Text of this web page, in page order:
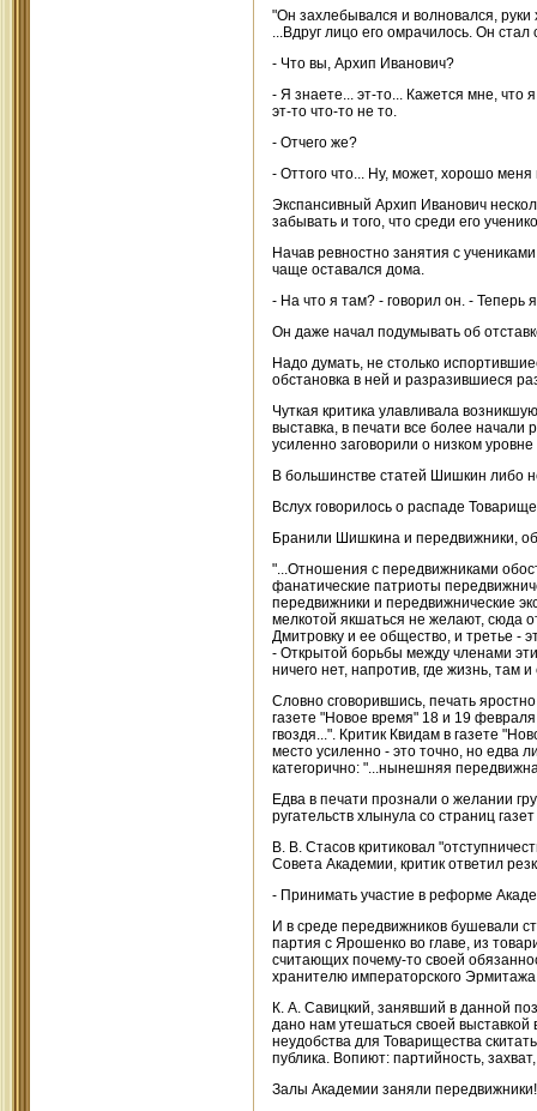
"Он захлебывался и волновался,
...Вдруг лицо его омрачилось. Он
- Что вы, Архип Иванович?
- Я знаете... эт-то... Кажется мне, что
эт-то что-то не то.
- Отчего же?
- Оттого что... Ну, может, хорошо меня
Экспансивный Архип Иванович
забывать и того, что среди его
Начав ревностно занятия с
чаще оставался дома.
- На что я там? - говорил он. - Теперь
Он даже начал подумывать об
Надо думать, не столько
обстановка в ней и разразившиеся
Чуткая критика улавливала
выставка, в печати все более начали
усиленно заговорили о низком
В большинстве статей Шишкин либо
Вслух говорилось о распаде
Бранили Шишкина и передвижники,
"...Отношения с передвижниками
фанатические патриоты
передвижники и передвижнические
мелкотой якшаться не желают, сюда
Дмитровку и ее общество, и третье -
- Открытой борьбы между членами
ничего нет, напротив, где жизнь, там
Словно сговорившись, печать
газете "Новое время" 18 и 19
гвоздя...". Критик Квидам в газете
место усиленно - это точно, но едва
категорично: "...нынешняя
Едва в печати прознали о желании
ругательств хлынула со страниц
В. В. Стасов критиковал
Совета Академии, критик ответил
- Принимать участие в реформе
И в среде передвижников бушевали
партия с Ярошенко во главе, из
считающих почему-то своей
хранителю императорского Эрмитажа
К. А. Савицкий, занявший в данной
дано нам утешаться своей
неудобства для Товарищества
публика. Вопиют: партийность,
Залы Академии заняли